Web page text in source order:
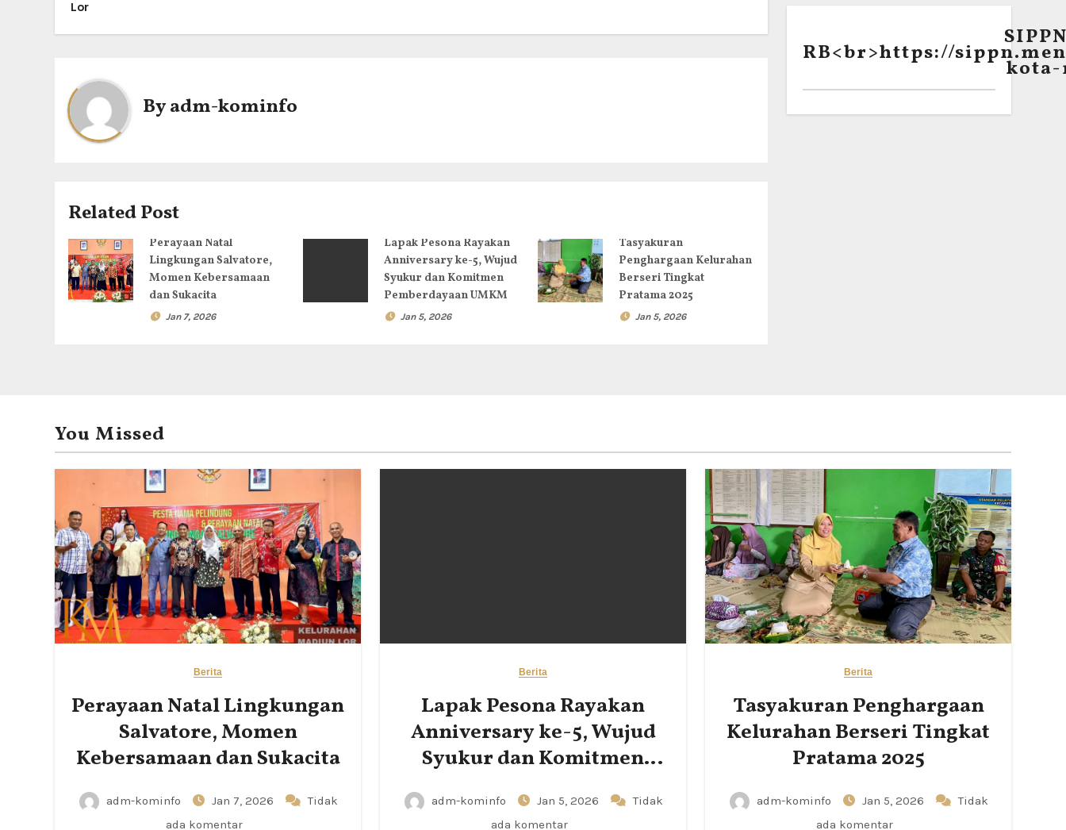
a
i
g
a
i
p
o
s
Lor
Byadm-kominfo
Related Post
Perayaan Natal
Lingkungan Salvatore,
Momen Kebersamaan
dan Sukacita
Jan 7, 2026
Lapak Pesona Rayakan
Anniversary ke-5, Wujud
Syukur dan Komitmen
Pemberdayaan UMKM
Jan 5, 2026
Tasyakuran
Penghargaan Kelurahan
Berseri Tingkat
Pratama 2025
Jan 5, 2026
RB<br>https://
kota-
You Missed
Berita
Perayaan Natal Lingkungan
Salvatore, Momen
Kebersamaan dan Sukacita
adm-kominfo Jan 7, 2026
Tidak
ada komentar
Berita
Lapak Pesona Rayakan
Anniversary ke-5, Wujud
Syukur dan Komitmen
adm-kominfo Jan 5, 2026
Tidak
ada komentar
Berita
Tasyakuran Penghargaan
Kelurahan Berseri Tingkat
Pratama 2025
adm-kominfo Jan 5, 2026
Tidak
ada komentar